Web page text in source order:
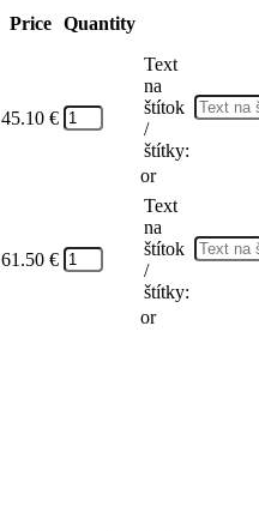
Price Quantity
45.10 €
Text
na
štítok
/
štítky:
or
61.50 €
Text
na
štítok
/
štítky:
or